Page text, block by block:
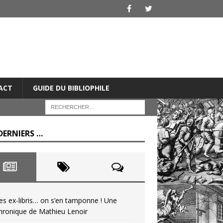
GUIDE DU BIBLIOPHILE
…
ex-libris… on s’en tamponne ! Une
de Mathieu Lenoir